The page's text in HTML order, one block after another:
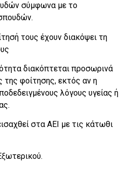
σύμφωνα με το
τους έχουν διακόψει τη
διακόπτεται προσωρινά
της φοίτησης, εκτός αν η
λόγους υγείας ή
στα ΑΕΙ με τις κάτωθι